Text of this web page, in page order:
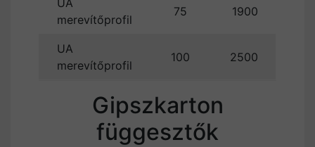
UA
merevítőprofil
75 1900
UA
merevítőprofil
100 2500
Gipszkarton
függesztők